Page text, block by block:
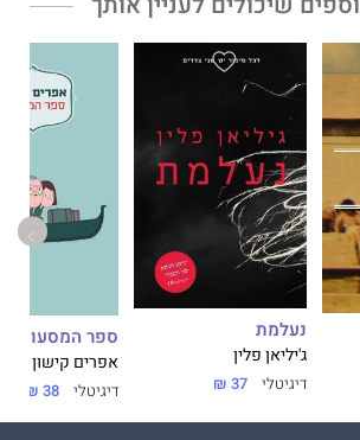
קישון "ספר משפחתי" ו"ספר המסעות", שהיו
של קישון כובשת לב ומאפשרת זוית
הישראלית המוכרת לנו כל כך, עד שהיא
מובחנת.
על השפתיים והמילים המתפתלות
קריאה מהנה.
נעלמת
ג'יליאן פלין
דיגיטלי 37 ₪
ספר המסעות
אפרים קישון
דיגיטלי 38 ₪